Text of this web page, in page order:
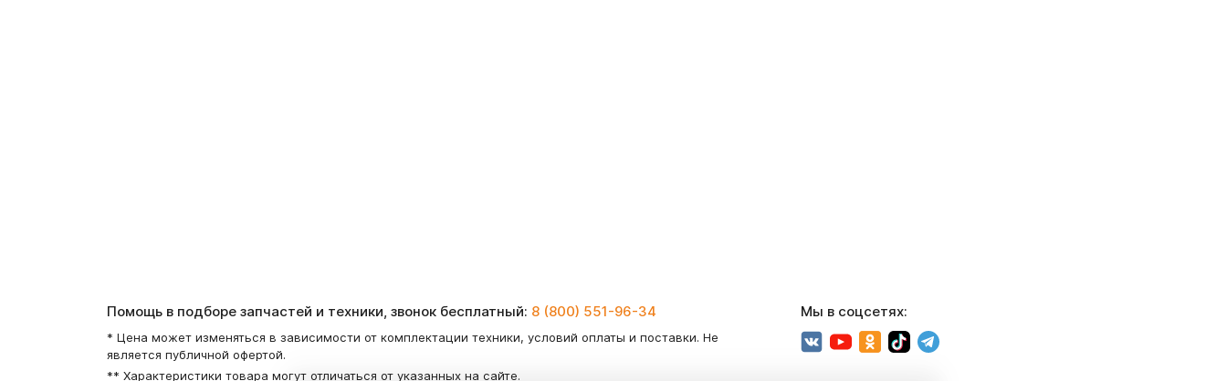
Помощь в подборе запчастей и техники, звонок бесплатный: 8 (800) 551-96-34
* Цена может изменяться в зависимости от комплектации техники, условий оплаты и поставки. Не
является публичной офертой.
** Характеристики товара могут отличаться от указанных на сайте.
Мы в соцсетях: